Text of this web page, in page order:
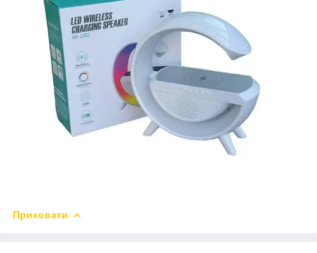
Приховати